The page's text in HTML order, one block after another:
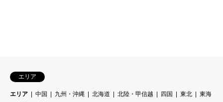
エリア
エリア 中国 九州・沖縄 北海道 北陸・甲信越 四国 東北
東海